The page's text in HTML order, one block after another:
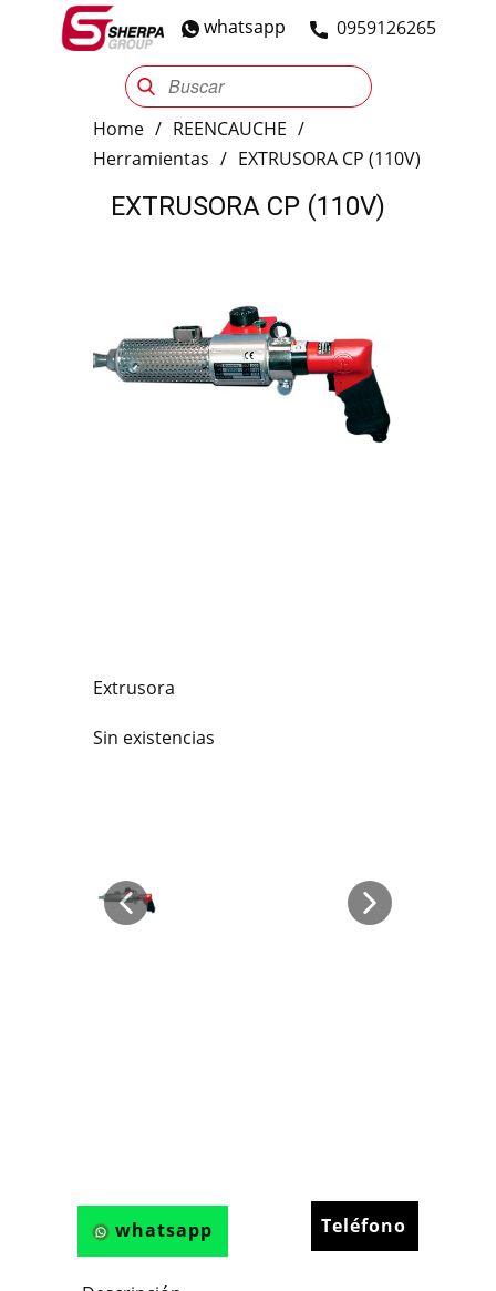
​0959126265
whatsapp
Sherpa Group Reencauche Automotriz
Home / REENCAUCHE /
Herramientas / EXTRUSORA CP (110V)
EXTRUSORA CP (110V)
Extrusora
Sin existencias
whatsapp Teléfono